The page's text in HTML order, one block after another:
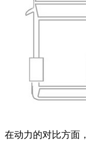
在动力的对比方面，